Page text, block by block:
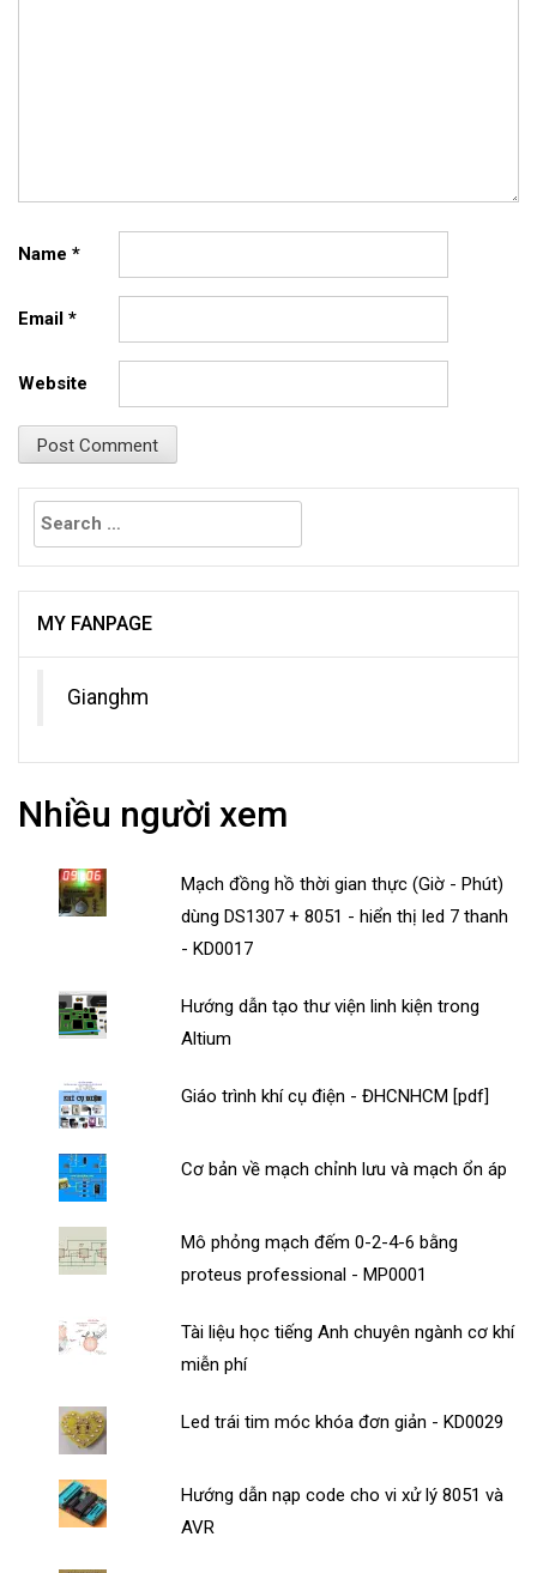
Name *
Email *
Website
Search
for:
MY FANPAGE
Gianghm
Nhiều người xem
Mạch đồng hồ thời gian thực (Giờ - Phút)
dùng DS1307 + 8051 - hiển thị led 7 thanh
- KD0017
Hướng dẫn tạo thư viện linh kiện trong
Altium
Giáo trình khí cụ điện - ĐHCNHCM [pdf]
Cơ bản về mạch chỉnh lưu và mạch ổn áp
Mô phỏng mạch đếm 0-2-4-6 bằng
proteus professional - MP0001
Tài liệu học tiếng Anh chuyên ngành cơ khí
miễn phí
Led trái tim móc khóa đơn giản - KD0029
Hướng dẫn nạp code cho vi xử lý 8051 và
AVR